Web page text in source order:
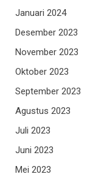
Januari 2024
Desember 2023
November 2023
Oktober 2023
September 2023
Agustus 2023
Juli 2023
Juni 2023
Mei 2023